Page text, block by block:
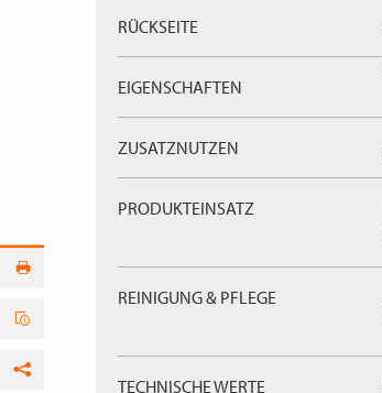
RÜCKSEITE
EIGENSCHAFTEN
ZUSATZNUTZEN
PRODUKTEINSATZ
REINIGUNG & PFLEGE
TECHNISCHE WERTE
Facebook